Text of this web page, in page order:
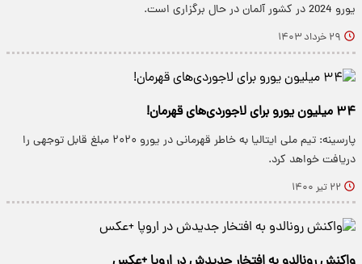
یورو 2024 در کشور آلمان در حال برگزاری است.
۲۹ خرداد ۱۴۰۳
۳۴ میلیون یورو برای لاجوردی‌های قهرمان!
پارسینه: تیم ملی ایتالیا به خاطر قهرمانی در یورو ۲۰۲۰ مبلغ قابل توجهی را
دریافت خواهد کرد.
۲۲ تیر ۱۴۰۰